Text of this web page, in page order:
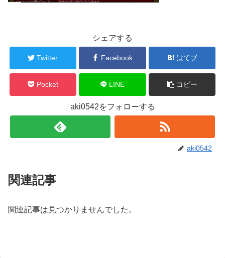
シェアする
Twitter Facebook はてブ
Pocket LINE コピー
aki0542をフォローする
aki0542
関連記事
関連記事は見つかりませんでした。